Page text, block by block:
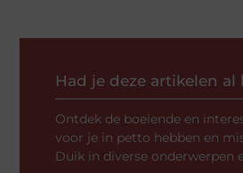
Had je deze artikelen al
Ontdek de boeiende en
voor je in petto hebben en
Duik in diverse onderwerpen